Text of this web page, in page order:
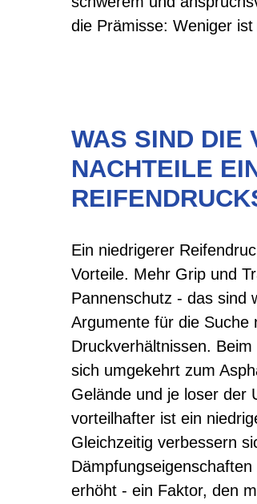
die Prämisse: Weniger ist
WAS SIND DIE
NACHTEILE
Ein niedrigerer
Vorteile. Mehr Grip und
Pannenschutz - das sind
Argumente für die Suche
Druckverhältnissen.
sich umgekehrt zum
Gelände und je loser der
vorteilhafter ist ein
Gleichzeitig verbessern
erhöht - ein Faktor, den